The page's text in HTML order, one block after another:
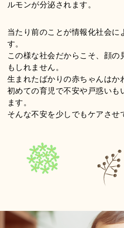
ルモンが分泌されます。
当たり前のことが情報化社会に
す。
この様な社会だからこそ、顔の
もしれません。
生まれたばかりの赤ちゃんはか
初めての育児で不安や戸惑いも
ます。
そんな不安を少しでもケアさせ